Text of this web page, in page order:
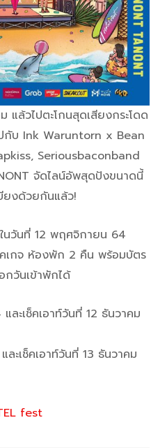
แล้วไปตะโกนสุดเสียงกระโดด
กับ Ink Waruntorn x Bean
Seriousbaconband
จัดไลน์อัพสุดปังขนาดนี้
ยงด้วยกันแล้ว!
นวันที่ 12 พฤศจิกายน 64
คเกจ ห้องพัก 2 คืน พร้อมบัตร
กวันเข้าพักได้
ละเช็คเอาท์วันที่ 12 ธันวาคม
ะเช็คเอาท์วันที่ 13 ธันวาคม
fest